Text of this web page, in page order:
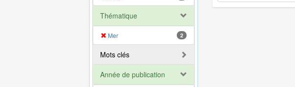
Thématique
Mer 2
Mots clés
Année de publication